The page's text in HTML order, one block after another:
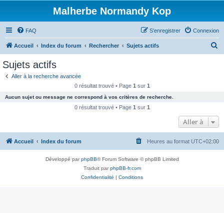
Malherbe Normandy Kop
FAQ Connexion
S’enregistrer
Accueil Index du forum Rechercher Sujets actifs
c
e
Sujets actifs
Aller à la recherche avancée
0 résultat trouvé • Page 1 sur 1
Aucun sujet ou message ne correspond à vos critères de recherche.
0 résultat trouvé • Page 1 sur 1
Aller à
Accueil Index du forum Heures au format UTC+02:00
Développé parphpBB® Forum Software © phpBB Limited
Traduit parphpBB-fr.com
Confidentialité | Conditions